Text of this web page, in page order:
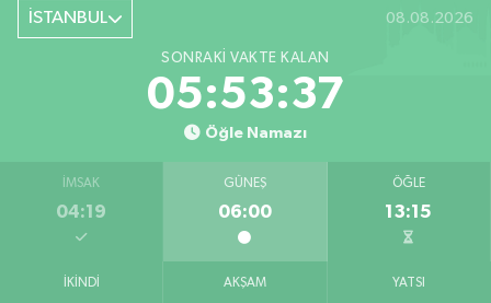
İSTANBUL 08.08.2026
SONRAKI VAKTE KALAN
05:53:37
Öğle Namazı
İMSAK
04:19
GÜNEŞ
06:00
ÖĞLE
13:15
İKINDI AKŞAM YATSI